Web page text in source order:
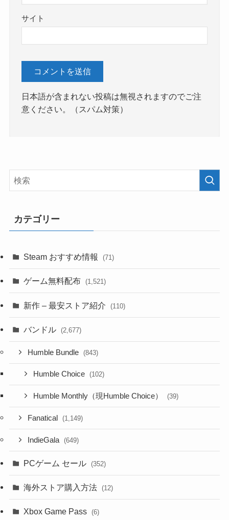
サイト
日本語が含まれない投稿は無視されますのでご注
意ください。（スパム対策）
カテゴリー
Steam おすすめ情報 (71)
ゲーム無料配布 (1,521)
新作 – 最安ストア紹介 (110)
バンドル (2,677)
Humble Bundle (843)
Humble Choice (102)
Humble Monthly（現Humble Choice） (39)
Fanatical (1,149)
IndieGala (649)
PCゲーム セール (352)
海外ストア購入方法 (12)
Xbox Game Pass (6)